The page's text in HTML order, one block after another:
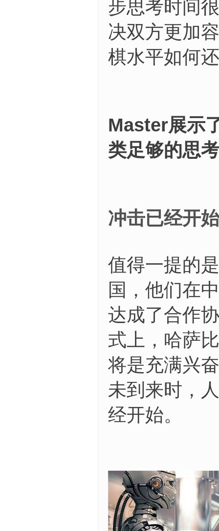
步思考时间
决双方更加
棋水平如何
Master展示
类足够的思
冲击已经开始
值得一提的
国，他们在
达成了合作
式上，哈萨
将是充满兴
未到来时，
经开始。